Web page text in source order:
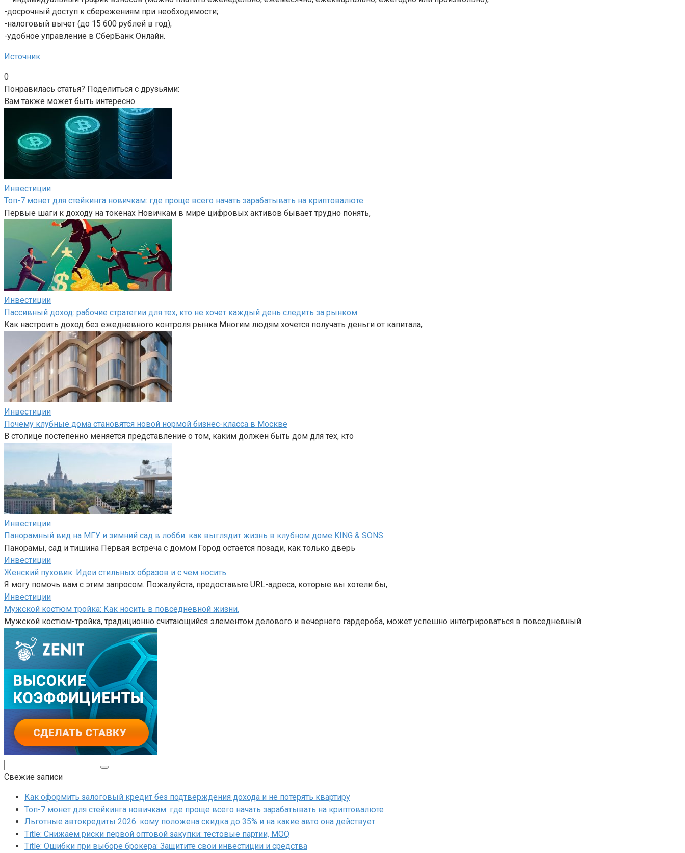
-досрочный доступ к сбережениям при необходимости;
-налоговый вычет (до 15 600 рублей в год);
-удобное управление в СберБанк Онлайн.
Источник
0
Понравилась статья? Поделиться с друзьями:
Вам также может быть интересно
Инвестиции
Топ-7 монет для стейкинга новичкам: где проще всего начать зарабатывать на криптовалюте
Первые шаги к доходу на токенах Новичкам в мире цифровых активов бывает трудно понять,
Инвестиции
Пассивный доход: рабочие стратегии для тех, кто не хочет каждый день следить за рынком
Как настроить доход без ежедневного контроля рынка Многим людям хочется получать деньги от капитала,
Инвестиции
Почему клубные дома становятся новой нормой бизнес-класса в Москве
В столице постепенно меняется представление о том, каким должен быть дом для тех, кто
Инвестиции
Панорамный вид на МГУ и зимний сад в лобби: как выглядит жизнь в клубном доме KING & SONS
Панорамы, сад и тишина Первая встреча с домом Город остается позади, как только дверь
Инвестиции
Женский пуховик: Идеи стильных образов и с чем носить.
Я могу помочь вам с этим запросом. Пожалуйста, предоставьте URL-адреса, которые вы хотели бы,
Инвестиции
Мужской костюм тройка: Как носить в повседневной жизни.
Мужской костюм-тройка, традиционно считающийся элементом делового и вечернего гардероба, может успешно интегрироваться в повседневный
Свежие записи
Как оформить залоговый кредит без подтверждения дохода и не потерять квартиру
Топ-7 монет для стейкинга новичкам: где проще всего начать зарабатывать на криптовалюте
Льготные автокредиты 2026: кому положена скидка до 35% и на какие авто она действует
Title: Снижаем риски первой оптовой закупки: тестовые партии, MOQ
Title: Ошибки при выборе брокера: Защитите свои инвестиции и средства